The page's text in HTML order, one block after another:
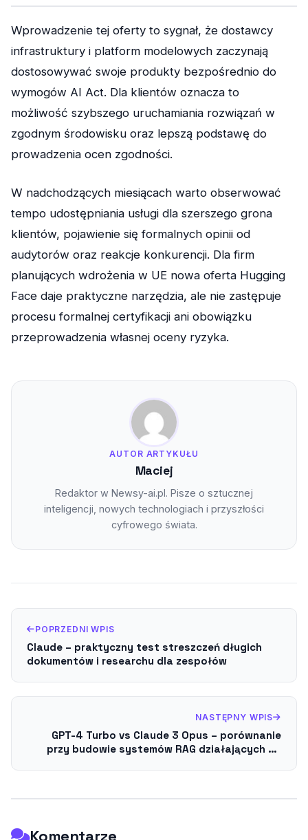
Wprowadzenie tej oferty to sygnał, że dostawcy
infrastruktury i platform modelowych zaczynają
dostosowywać swoje produkty bezpośrednio do
wymogów AI Act. Dla klientów oznacza to
możliwość szybszego uruchamiania rozwiązań w
zgodnym środowisku oraz lepszą podstawę do
prowadzenia ocen zgodności.
W nadchodzących miesiącach warto obserwować
tempo udostępniania usługi dla szerszego grona
klientów, pojawienie się formalnych opinii od
audytorów oraz reakcje konkurencji. Dla firm
planujących wdrożenia w UE nowa oferta Hugging
Face daje praktyczne narzędzia, ale nie zastępuje
procesu formalnej certyfikacji ani obowiązku
przeprowadzenia własnej oceny ryzyka.
AUTOR ARTYKUŁU
Maciej
Redaktor w Newsy-ai.pl. Pisze o sztucznej
inteligencji, nowych technologiach i przyszłości
cyfrowego świata.
POPRZEDNI WPIS
Claude – praktyczny test streszczeń długich
dokumentów i researchu dla zespołów
NASTĘPNY WPIS
GPT-4 Turbo vs Claude 3 Opus – porównanie
przy budowie systemów RAG działających na
Komentarze